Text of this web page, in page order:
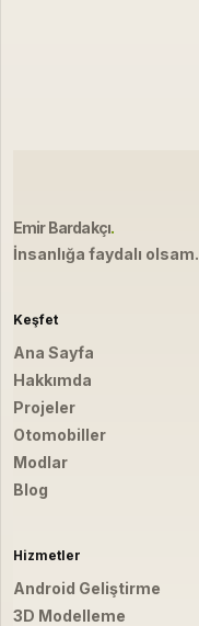
Emir Bardakçı.
İnsanlığa faydalı olsam.
Keşfet
Ana Sayfa
Hakkımda
Projeler
Otomobiller
Modlar
Blog
Hizmetler
Android Geliştirme
3D Modelleme